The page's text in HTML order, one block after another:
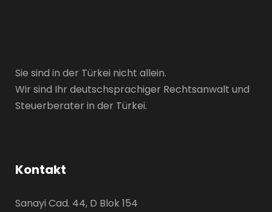
Sie sind in der Türkei nicht allein.
Wir sind Ihr deutschsprachiger Rechtsanwalt und
Steuerberater in der Türkei.
Kontakt
Sanayi Cad. 44, D Blok 154